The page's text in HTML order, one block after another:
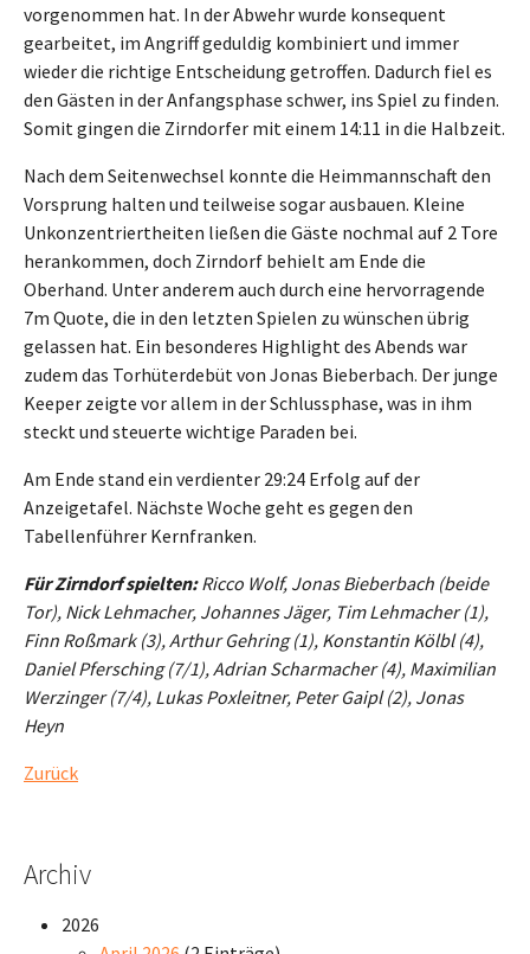
vorgenommen hat. In der Abwehr wurde konsequent
gearbeitet, im Angriff geduldig kombiniert und immer
wieder die richtige Entscheidung getroffen. Dadurch fiel es
den Gästen in der Anfangsphase schwer, ins Spiel zu finden.
Somit gingen die Zirndorfer mit einem 14:11 in die Halbzeit.
Nach dem Seitenwechsel konnte die Heimmannschaft den
Vorsprung halten und teilweise sogar ausbauen. Kleine
Unkonzentriertheiten ließen die Gäste nochmal auf 2 Tore
herankommen, doch Zirndorf behielt am Ende die
Oberhand. Unter anderem auch durch eine hervorragende
7m Quote, die in den letzten Spielen zu wünschen übrig
gelassen hat. Ein besonderes Highlight des Abends war
zudem das Torhüterdebüt von Jonas Bieberbach. Der junge
Keeper zeigte vor allem in der Schlussphase, was in ihm
steckt und steuerte wichtige Paraden bei.
Am Ende stand ein verdienter 29:24 Erfolg auf der
Anzeigetafel. Nächste Woche geht es gegen den
Tabellenführer Kernfranken.
Für Zirndorf spielten:Ricco Wolf, Jonas Bieberbach (beide
Tor), Nick Lehmacher, Johannes Jäger, Tim Lehmacher (1),
Finn Roßmark (3), Arthur Gehring (1), Konstantin Kölbl (4),
Daniel Pfersching (7/1), Adrian Scharmacher (4), Maximilian
Werzinger (7/4), Lukas Poxleitner, Peter Gaipl (2), Jonas
Heyn
Zurück
Archiv
2026